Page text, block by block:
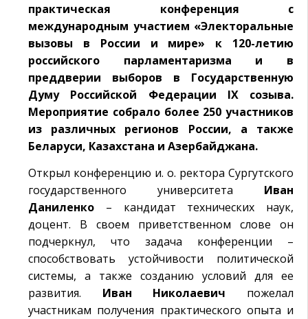
практическая конференция с
международным участием «Электоральные
вызовы в России и мире» к 120-летию
российского парламентаризма и в
преддверии выборов в Государственную
Думу Российской Федерации IX созыва.
Мероприятие собрало более 250 участников
из различных регионов России, а также
Беларуси, Казахстана и Азербайджана.
Открыл конференцию и. о. ректора Сургутского
государственного университета Иван
Даниленко – кандидат технических наук,
доцент. В своем приветственном слове он
подчеркнул, что задача конференции –
способствовать устойчивости политической
системы, а также созданию условий для ее
развития. Иван Николаевич пожелал
участникам получения практического опыта и